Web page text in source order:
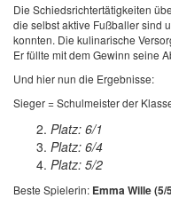
Die Schiedsrichtertätigkeiten
die selbst aktive Fußballer sind
konnten. Die kulinarische
Er füllte mit dem Gewinn seine
Und hier nun die Ergebnisse:
Sieger = Schulmeister der
Platz: 6/1
Platz: 6/4
Platz: 5/2
Beste Spielerin: Emma Wille (5/